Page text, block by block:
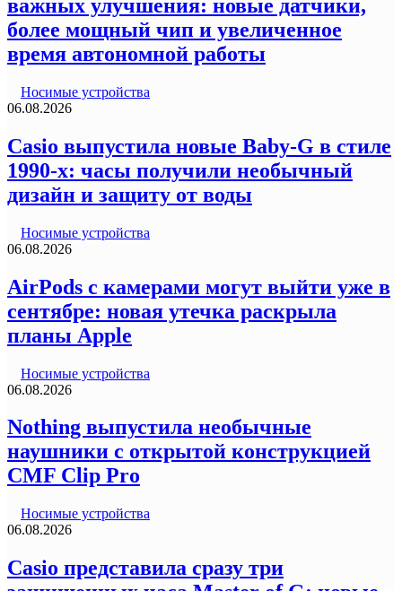
важных улучшения: новые датчики,
более мощный чип и увеличенное
время автономной работы
Носимые устройства
06.08.2026
Casio выпустила новые Baby-G в стиле
1990-х: часы получили необычный
дизайн и защиту от воды
Носимые устройства
06.08.2026
AirPods с камерами могут выйти уже в
сентябре: новая утечка раскрыла
планы Apple
Носимые устройства
06.08.2026
Nothing выпустила необычные
наушники с открытой конструкцией
CMF Clip Pro
Носимые устройства
06.08.2026
Casio представила сразу три